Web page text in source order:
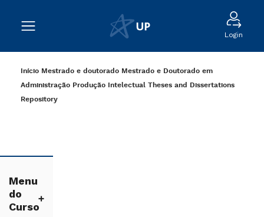
Login
Início Mestrado e doutorado Mestrado e Doutorado em
Administração Produção Intelectual Theses and Dissertations
Repository
Menu
do
Curso